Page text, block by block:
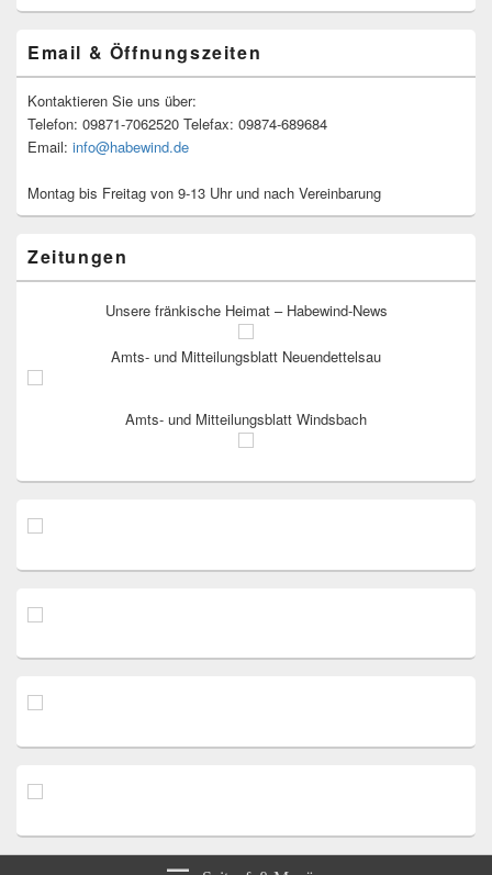
Email & Öffnungszeiten
Kontaktieren Sie uns über:
Telefon: 09871-7062520 Telefax: 09874-689684
Email: info@habewind.de
Montag bis Freitag von 9-13 Uhr und nach Vereinbarung
Zeitungen
Unsere fränkische Heimat – Habewind-News
Amts- und Mitteilungsblatt Neuendettelsau
Amts- und Mitteilungsblatt Windsbach